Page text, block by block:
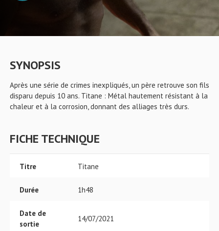
SYNOPSIS
Après une série de crimes inexpliqués, un père retrouve son fils
disparu depuis 10 ans. Titane : Métal hautement résistant à la
chaleur et à la corrosion, donnant des alliages très durs.
FICHE TECHNIQUE
Titre Titane
Durée 1h48
Date de
sortie
14/07/2021